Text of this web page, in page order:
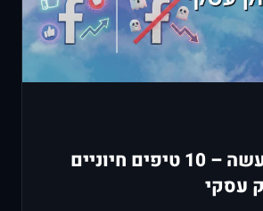
עשה ואל תעשה – 10 טיפים חיוניים
עסקי